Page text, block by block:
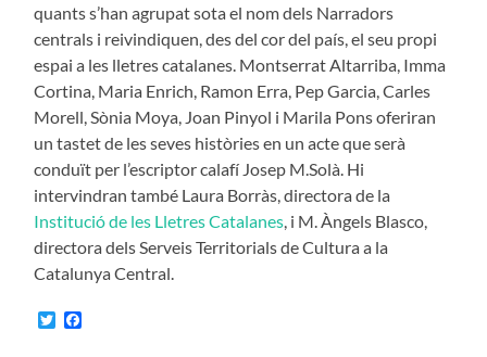
quants s’han agrupat sota el nom dels Narradors
centrals i reivindiquen, des del cor del país, el seu propi
espai a les lletres catalanes. Montserrat Altarriba, Imma
Cortina, Maria Enrich, Ramon Erra, Pep Garcia, Carles
Morell, Sònia Moya, Joan Pinyol i Marila Pons oferiran
un tastet de les seves històries en un acte que serà
conduït per l’escriptor calafí Josep M.Solà. Hi
intervindran també Laura Borràs, directora de la
Institució de les Lletres Catalanes , i M. Àngels Blasco,
directora dels Serveis Territorials de Cultura a la
Catalunya Central.
Twitter